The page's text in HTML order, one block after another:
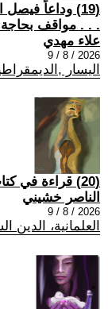
(19) وداعاً
. . . مواقف
علاء مهدي
2026 / 8 / 9
اليسار
(20) قراءة في كتاب البخاري
الناصر خشيني
2026 / 8 / 9
العلمانية،